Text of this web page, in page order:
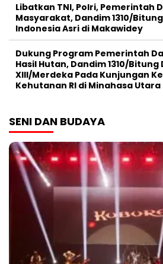
Libatkan TNI, Polri, Pemerintah
Masyarakat, Dandim 1310/
Indonesia Asri di Makawidey
Dukung Program Pemerintah
Hasil Hutan, Dandim 1310/
XIII/Merdeka Pada Kunjungan
Kehutanan RI di Minahasa Utara
SENI DAN BUDAYA